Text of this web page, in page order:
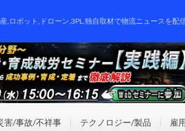
,ロボット,ドローン,3PL,独自取材で物流ニュースを配
害/事故/不祥事 テクノロジー/製品 雇